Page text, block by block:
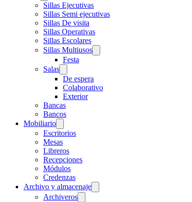
Sillas Ejecutivas
Sillas Semi ejecutivas
Sillas De visita
Sillas Operativas
Sillas Escolares
Sillas Multiusos
Festa
Salas
De espera
Colaborativo
Exterior
Bancas
Bancos
Mobiliario
Escritorios
Mesas
Libreros
Recepciones
Módulos
Credenzas
Archivo y almacenaje
Archiveros